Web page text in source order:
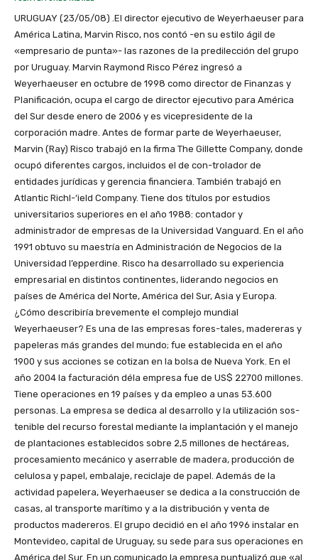
URUGUAY (23/05/08) .El director ejecutivo de Weyerhaeuser para
América Latina, Marvin Risco, nos contó -en su estilo ágil de
«empresario de punta»- las razones de la predilección del grupo
por Uruguay. Marvin Raymond Risco Pérez ingresó a
Weyerhaeuser en octubre de 1998 como director de Finanzas y
Planificación, ocupa el cargo de director ejecutivo para América
del Sur desde enero de 2006 y es vicepresidente de la
corporación madre. Antes de formar parte de Weyerhaeuser,
Marvin (Ray) Risco trabajó en la firma The Gillette Company, donde
ocupó diferentes cargos, incluidos el de con-trolador de
entidades jurídicas y gerencia financiera. También trabajó en
Atlantic Richl-‘ield Company. Tiene dos títulos por estudios
universitarios superiores en el año 1988: contador y
administrador de empresas de la Universidad Vanguard. En el año
1991 obtuvo su maestría en Administración de Negocios de la
Universidad l’epperdine. Risco ha desarrollado su experiencia
empresarial en distintos continentes, liderando negocios en
países de América del Norte, América del Sur, Asia y Europa.
¿Cómo describiría brevemente el complejo mundial
Weyerhaeuser? Es una de las empresas fores-tales, madereras y
papeleras más grandes del mundo; fue establecida en el año
1900 y sus acciones se cotizan en la bolsa de Nueva York. En el
año 2004 la facturación déla empresa fue de US$ 22700 millones.
Tiene operaciones en 19 países y da empleo a unas 53.600
personas. La empresa se dedica al desarrollo y la utilización sos-
tenible del recurso forestal mediante la implantación y el manejo
de plantaciones establecidos sobre 2,5 millones de hectáreas,
procesamiento mecánico y aserrable de madera, producción de
celulosa y papel, embalaje, reciclaje de papel. Además de la
actividad papelera, Weyerhaeuser se dedica a la construcción de
casas, al transporte marítimo y a la distribución y venta de
productos madereros. El grupo decidió en el año 1996 instalar en
Montevideo, capital de Uruguay, su sede para sus operaciones en
América del Sur. En un comunicado la empresa puntualizó que «al